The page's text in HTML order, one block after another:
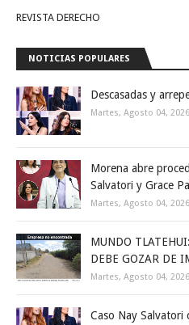
REVISTA DERECHO
NOTICIAS POPULARES
Descasadas y
Martes, Agosto 04, 2026
Morena abre
Salvatori y Grace
Martes, Agosto 04, 2026
MUNDO
DEBE GOZAR DE
Martes, Agosto 04, 2026
Caso Nay Salvatori